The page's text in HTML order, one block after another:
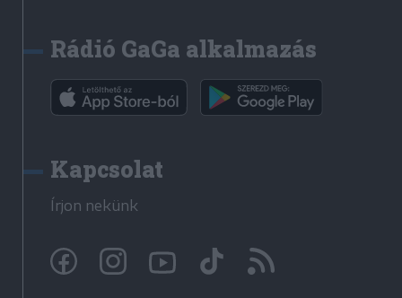
Rádió GaGa alkalmazás
Kapcsolat
Írjon nekünk